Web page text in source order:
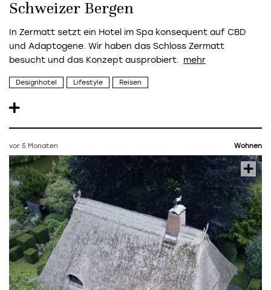
Schweizer Bergen
In Zermatt setzt ein Hotel im Spa konsequent auf CBD
und Adaptogene. Wir haben das Schloss Zermatt
besucht und das Konzept ausprobiert.
Designhotel Lifestyle Reisen
vor 5 Monaten Wohnen